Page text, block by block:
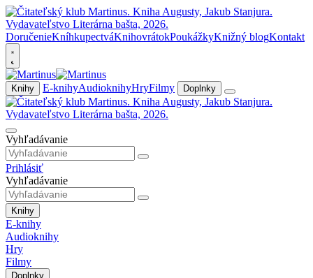
DoručenieKníhkupectváKnihovrátokPoukážkyKnižný blogKontakt
Knihy E-knihyAudioknihyHryFilmy Doplnky
Vyhľadávanie
Prihlásiť
Vyhľadávanie
Knihy
E-knihy
Audioknihy
Hry
Filmy
Doplnky